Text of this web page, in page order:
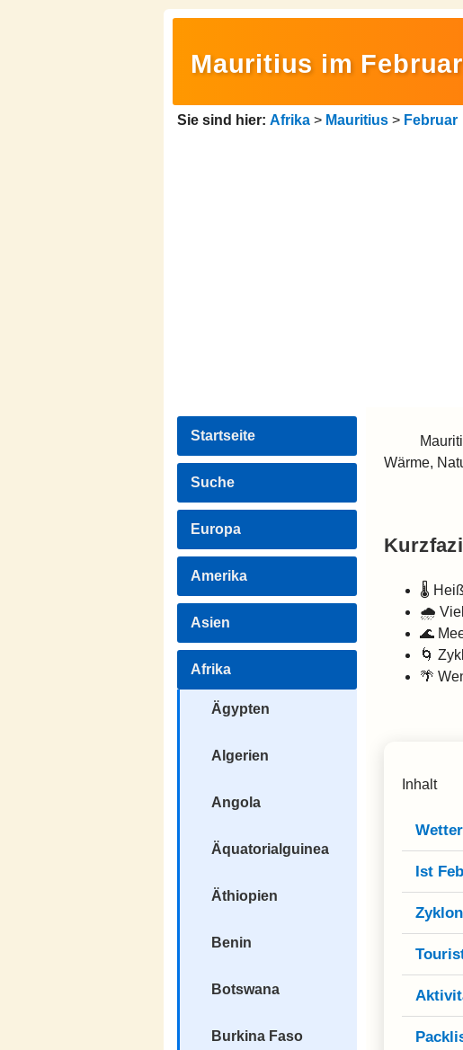
Mauritius im
Sie sind hier: Afrika > Mauritius > Februar
Startseite
Suche
Europa
Amerika
Asien
Afrika
Ägypten
Algerien
Angola
Äquatorialguinea
Äthiopien
Benin
Botswana
Burkina Faso
Wärme,
🌡️
🌧️ Viel
🌊
🌀
🌴
Inhalt
Ist